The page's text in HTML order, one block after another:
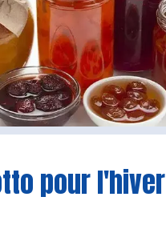
pour l'hiver